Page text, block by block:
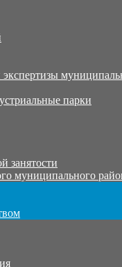
парки
занятости
муниципального